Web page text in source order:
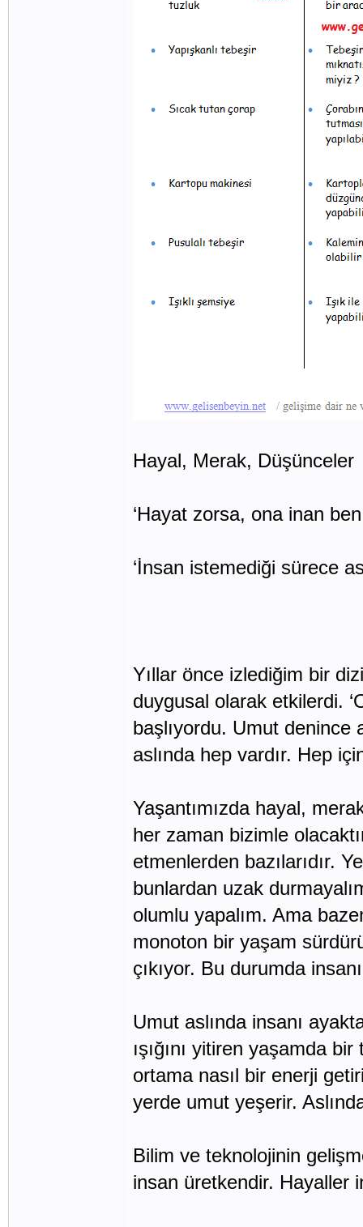
Hayal, Merak, Düşünceler
‘Hayat zorsa, ona inan
‘İnsan istemediği sürece
Yıllar önce izlediğim bir
duygusal olarak etkilerdi.
başlıyordu. Umut
aslında hep vardır. Hep
Yaşantımızda hayal,
her zaman bizimle
etmenlerden bazılarıdır.
bunlardan uzak
olumlu yapalım. Ama
monoton bir yaşam
çıkıyor. Bu durumda
Umut aslında insanı
ışığını yitiren yaşamda
ortama nasıl bir enerji
yerde umut yeşerir.
Bilim ve teknolojinin
insan üretkendir. Hayaller